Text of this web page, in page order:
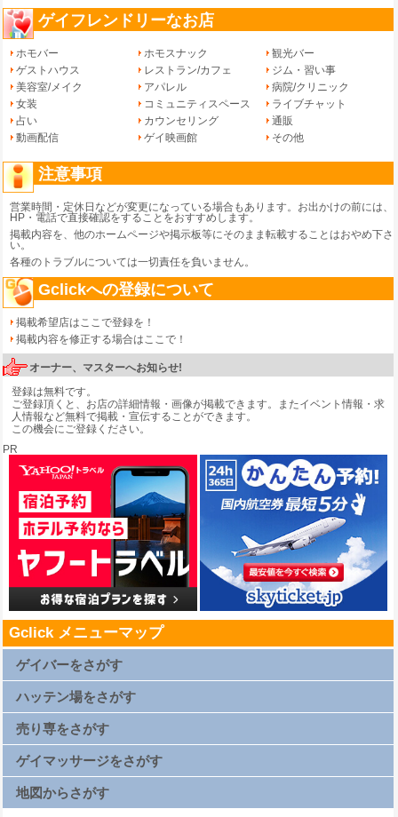
ゲイフレンドリーなお店
ホモバー ホモスナック
観光バー
ゲストハウス
レストラン/カフェ
ジム・習い事
美容室/メイク
アパレル
病院/クリニック
女装
コミュニティスペース
ライブチャット
占い
カウンセリング
通販
動画配信
ゲイ映画館 その他
注意事項
営業時間・定休日などが変更になっている場合もあります。お出かけの前には、
HP・電話で直接確認をすることをおすすめします。
掲載内容を、他のホームページや掲示板等にそのまま転載することはおやめ下さ
い。
各種のトラブルについては一切責任を負いません。
Gclickへの登録について
掲載希望店はここで登録を！
掲載内容を修正する場合はここで！
オーナー、マスターへお知らせ!
登録は無料です。
ご登録頂くと、お店の詳細情報・画像が掲載できます。またイベント情報・求
人情報など無料で掲載・宣伝することができます。
この機会にご登録ください。
PR
Gclick メニューマップ
ゲイバーをさがす
札幌ゲイバー一覧
上野ゲイバー一覧
新橋ゲイバー一覧
新宿2丁目ゲイバー一覧
名古屋ゲイバー一覧
大阪キタゲイバー一覧
大阪新世界ゲイバー一覧
博多ゲイバー一覧
ハッテン場をさがす
札幌ハッテン場一覧
上野ハッテン場一覧
新橋ハッテン場一覧
新宿2丁目ハッテン場一覧
名古屋ハッテン場一覧
大阪キタハッテン場一覧
売り専をさがす
札幌売り専一覧
上野売り専一覧
新橋売り専一覧
新宿2丁目売り専一覧
ゲイマッサージをさがす
札幌ゲイマッサージ一覧
上野ゲイマッサージ一覧
地図からさがす